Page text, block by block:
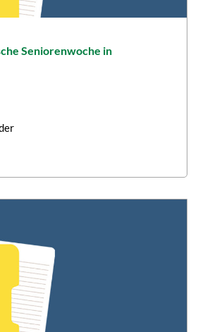
Seniorenwoche in